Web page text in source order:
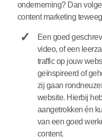
onderneming? Dan
content marketing
Een goed
video, of een
traffic op jouw
geïnspireerd of
zij gaan
website. Hierbij
aangetrokken én
van een goed
content.